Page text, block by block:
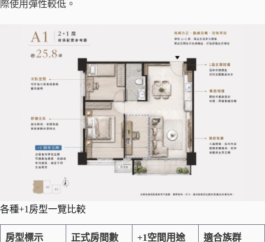
際使用彈性較低。
各種+1房型一覽比較
房型標示 正式房間數 +1空間用途 適合族群